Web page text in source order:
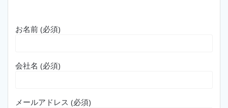
お名前 (必須)
会社名 (必須)
メールアドレス (必須)